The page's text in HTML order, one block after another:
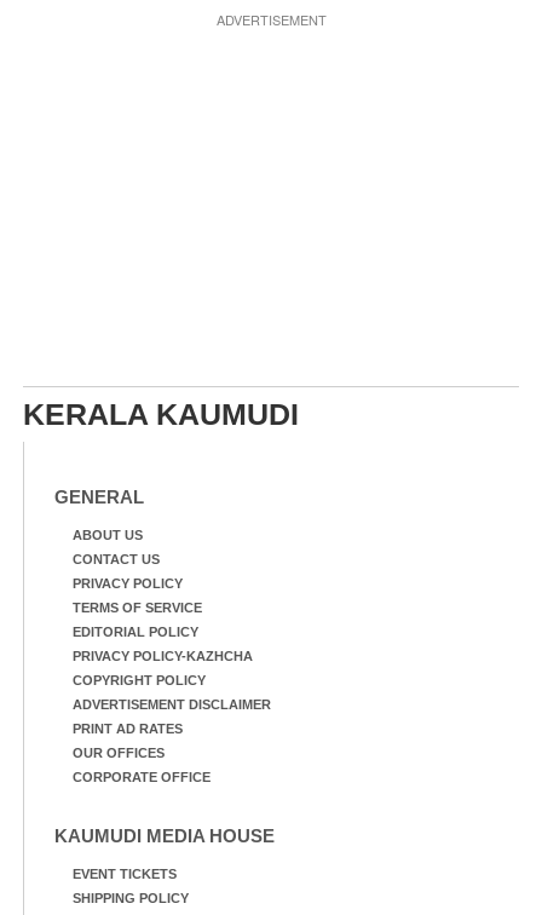
ADVERTISEMENT
KERALA KAUMUDI
GENERAL
ABOUT US
CONTACT US
PRIVACY POLICY
TERMS OF SERVICE
EDITORIAL POLICY
PRIVACY POLICY-KAZHCHA
COPYRIGHT POLICY
ADVERTISEMENT DISCLAIMER
PRINT AD RATES
OUR OFFICES
CORPORATE OFFICE
KAUMUDI MEDIA HOUSE
EVENT TICKETS
SHIPPING POLICY